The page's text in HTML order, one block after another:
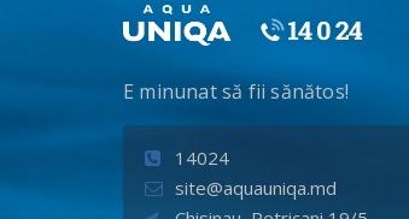
E minunat să fii sănătos!
14024
site@aquauniqa.md